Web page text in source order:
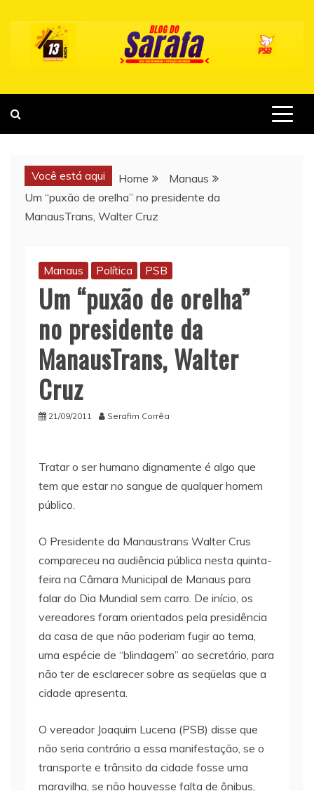
content
Você está aqui Home
Manaus
Um “puxão de orelha” no presidente da
ManausTrans, Walter Cruz
Manaus Política PSB
Um “puxão de orelha”
no presidente da
ManausTrans, Walter
Cruz
21/09/2011 Serafim Corrêa
Tratar o ser humano dignamente é algo que
tem que estar no sangue de qualquer homem
público.
O Presidente da Manaustrans Walter Crus
compareceu na audiência pública nesta quinta-
feira na Câmara Municipal de Manaus para
falar do Dia Mundial sem carro. De início, os
vereadores foram orientados pela presidência
da casa de que não poderiam fugir ao tema,
uma espécie de “blindagem” ao secretário, para
não ter de esclarecer sobre as seqüelas que a
cidade apresenta.
O vereador Joaquim Lucena (PSB) disse que
não seria contrário a essa manifestação, se o
transporte e trânsito da cidade fosse uma
maravilha, se não houvesse falta de ônibus,